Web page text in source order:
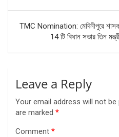
TMC Nomination: মেদিনীপুরে শাসক
14 টি বিধান সভার তিন
Leave a Reply
Your email address will not be
are marked *
Comment *